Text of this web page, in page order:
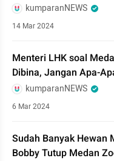
kumparanNEWS
14 Mar 2024
Menteri LHK soal
Dibina, Jangan Apa-
kumparanNEWS
6 Mar 2024
Sudah Banyak Hewan
Bobby Tutup Medan